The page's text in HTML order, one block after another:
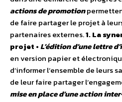
actions de promotion
de faire partager le projet à
partenaires externes.1. La
projet •L’édition d’une lettre
en version papier et
d’informer l’ensemble de leurs
de leur faire partager
mise en place d’une action